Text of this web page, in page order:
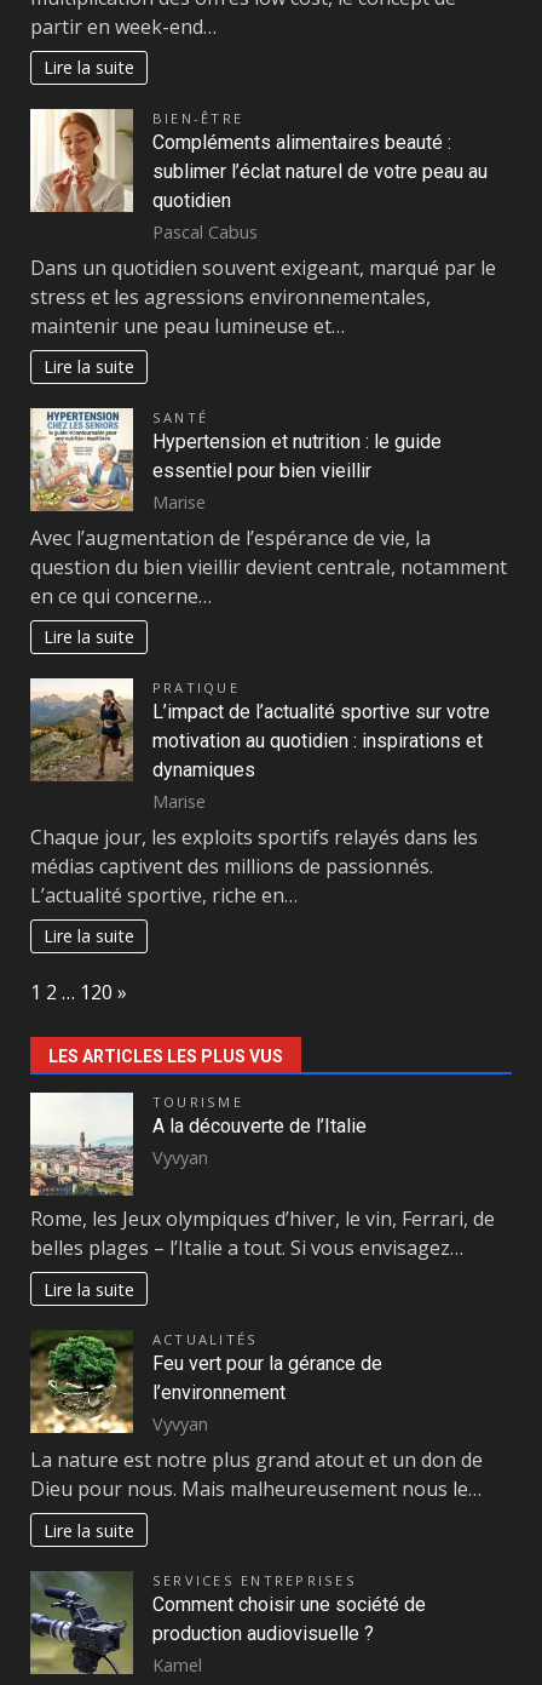
partir en week-end…
Lire la suite
BIEN-ÊTRE
Compléments alimentaires beauté :
sublimer l’éclat naturel de votre peau au
quotidien
Pascal Cabus
Dans un quotidien souvent exigeant, marqué par le
stress et les agressions environnementales,
maintenir une peau lumineuse et…
Lire la suite
SANTÉ
Hypertension et nutrition : le guide
essentiel pour bien vieillir
Marise
Avec l’augmentation de l’espérance de vie, la
question du bien vieillir devient centrale, notamment
en ce qui concerne…
Lire la suite
PRATIQUE
L’impact de l’actualité sportive sur votre
motivation au quotidien : inspirations et
dynamiques
Marise
Chaque jour, les exploits sportifs relayés dans les
médias captivent des millions de passionnés.
L’actualité sportive, riche en…
Lire la suite
Page:
1 2 … 120 Next
»
LES ARTICLES LES PLUS VUS
TOURISME
A la découverte de l’Italie
Vyvyan
Rome, les Jeux olympiques d’hiver, le vin, Ferrari, de
belles plages – l’Italie a tout. Si vous envisagez…
Lire la suite
ACTUALITÉS
Feu vert pour la gérance de
l’environnement
Vyvyan
La nature est notre plus grand atout et un don de
Dieu pour nous. Mais malheureusement nous le…
Lire la suite
SERVICES ENTREPRISES
Comment choisir une société de
production audiovisuelle ?
Kamel